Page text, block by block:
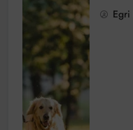
Egri